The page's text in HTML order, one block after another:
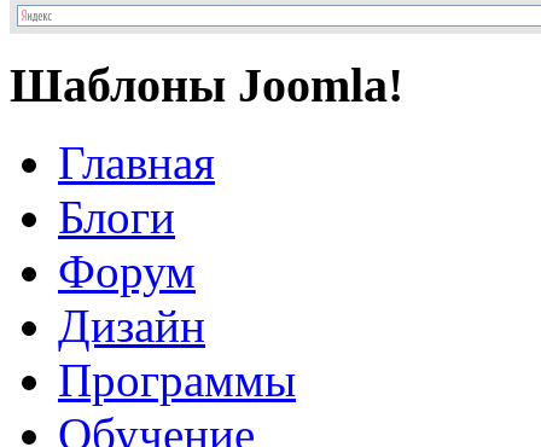
Шаблоны Joomla!
Главная
Блоги
Форум
Дизайн
Программы
Обучение